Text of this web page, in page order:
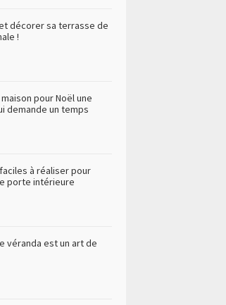
décorer sa terrasse de
!
pour Noël une
demande un temps
à réaliser pour
porte intérieure
véranda est un art de